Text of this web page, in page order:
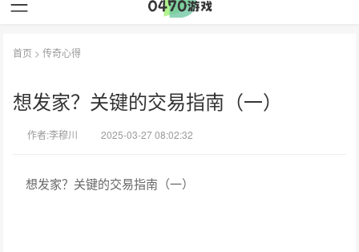
首页 >传奇心得
想发家？关键的交易指南（一）
作者:李穆川 2025-03-27 08:02:32
想发家？关键的交易指南（一）